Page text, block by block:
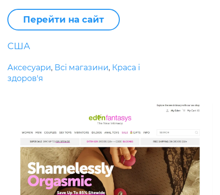
Перейти на сайт
США
Аксесуари, Всі магазини, Краса і
здоров'я